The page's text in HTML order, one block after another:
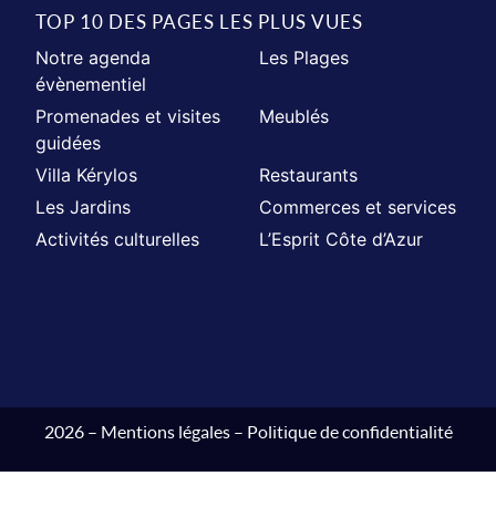
TOP 10 DES PAGES LES PLUS VUES
Notre agenda
évènementiel
Les Plages
Promenades et visites
guidées
Meublés
Villa Kérylos
Restaurants
Les Jardins
Commerces et services
Activités culturelles
L’Esprit Côte d’Azur
2026 – Mentions légales– Politique de confidentialité